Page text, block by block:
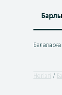
Негізгі